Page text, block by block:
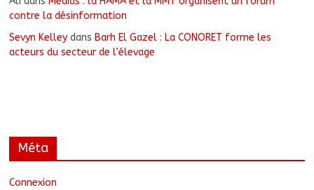
contre la désinformation
Sevyn Kelley dans Barh El Gazel : La CONORET forme les
acteurs du secteur de l’élevage
Méta
Connexion